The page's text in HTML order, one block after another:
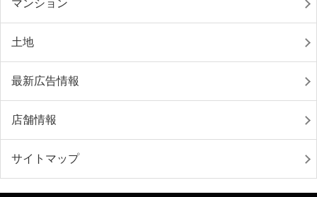
マンション
土地
最新広告情報
店舗情報
サイトマップ